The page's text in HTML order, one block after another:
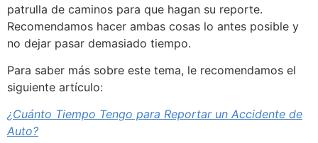
patrulla de caminos para que hagan su reporte.
Recomendamos hacer ambas cosas lo antes posible y
no dejar pasar demasiado tiempo.
Para saber más sobre este tema, le recomendamos el
siguiente artículo:
¿Cuánto Tiempo Tengo para Reportar un Accidente de
Auto?